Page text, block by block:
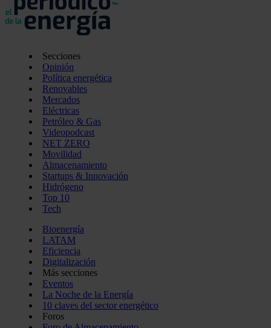
Secciones
Opinión
Política energética
Renovables
Mercados
Eléctricas
Petróleo & Gas
Videopodcast
NET ZERO
Movilidad
Almacenamiento
Startups & Innovación
Hidrógeno
Top 10
Tech
Bioenergía
LATAM
Eficiencia
Digitalización
Más secciones
Eventos
La Noche de la Energía
10 claves del sector energético
Foros